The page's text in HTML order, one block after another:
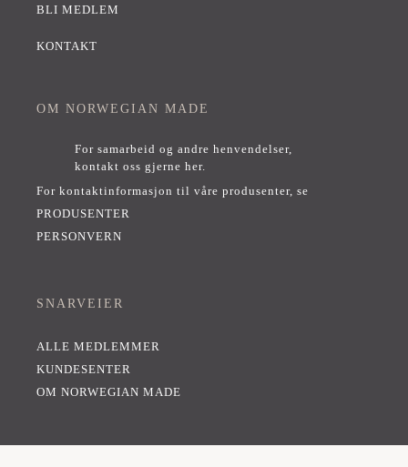
BLI MEDLEM
KONTAKT
OM NORWEGIAN MADE
For samarbeid og andre henvendelser,
kontakt oss gjerne her.
For kontaktinformasjon til våre produsenter, se
PRODUSENTER
PERSONVERN
SNARVEIER
ALLE MEDLEMMER
KUNDESENTER
OM NORWEGIAN MADE